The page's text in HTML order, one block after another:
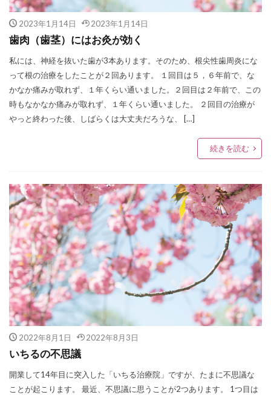
2023年1月14日 2023年1月14日
歯肉（歯茎）にはお灸が効く
私には、神経を抜いた歯が3本あります。そのため、根尖性歯周炎にな
って根の治療をしたことが２回あります。 １回目は５，６年前で、な
かなか痛みが取れず、１年くらい通いました。２回目は２年前で、この
時もなかなか痛みが取れず、１年くらい通いました。 ２回目の治療が
やっと終わった後、しばらくは大丈夫だろうな、 […]
続きを読む
2022年8月1日 2022年8月3日
いちるの不思議
開業して14年目に突入した「いちる治療院」ですが、たまに不思議な
ことが起こります。 最近、不思議に思うことが2つあります。 1つ目は